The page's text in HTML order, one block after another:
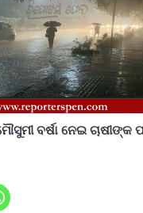
ବର୍ଷା ନେଇ ଚାଷୀଙ୍କ